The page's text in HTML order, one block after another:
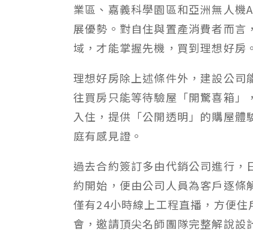
業區、嘉義科學園區和亞洲無人
展優勢。對自住與置產消費者而
域，才能掌握先機，買到理想好房。
理想好房除上述條件外，建設公司
往買房只能等待驗屋「開驚喜箱」
入住，提供「公開透明」的購屋
庭有感見證。
過去合約簽訂多由代銷公司進行
約開始，便由公司人員為客戶逐條
僅有24小時線上工程直播，方便
會，邀請頂尖名師團隊完整解說設